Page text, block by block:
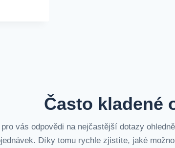
Často kladené
vás odpovědi na nejčastější dotazy
Díky tomu rychle zjistíte, jaké